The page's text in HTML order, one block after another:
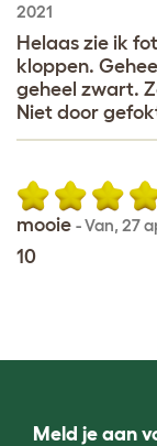
2021
Helaas zie ik
kloppen.
geheel zwart.
Niet door
mooie -Van, 27
10
Meld je aan